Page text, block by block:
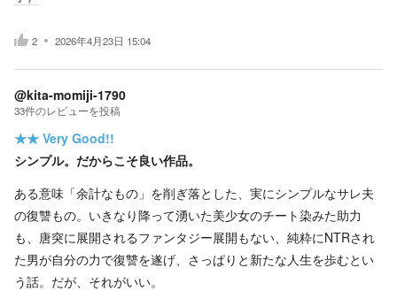
2 2026年4月23日 15:04
@kita-momiji-1790
33件のレビューを投稿
★★ Very Good!!
シンプル。だからこそ良い作品。
ある意味「余計なもの」を削ぎ落とした、実にシンプルなサレ夫
の復讐もの。いきなり降って湧いた美少女のチート染みた助力
も、唐突に展開されるファンタジー展開もない、純粋にNTRされ
た男が自分の力で復讐を遂げ、さっぱりと新たな人生を歩むとい
う話。だが、それがいい。